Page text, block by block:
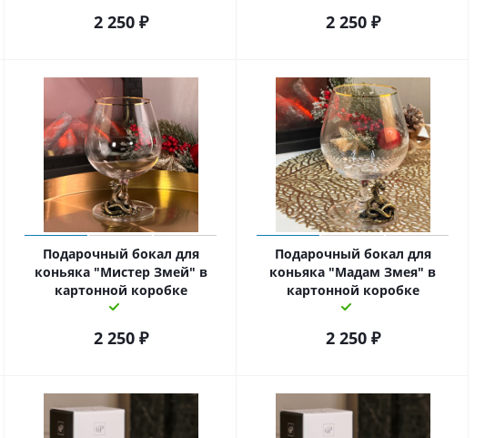
2 250₽ 2 250₽
Подарочный бокал для
коньяка "Мистер Змей" в
картонной коробке
2 250₽
Подарочный бокал для
коньяка "Мадам Змея" в
картонной коробке
2 250₽